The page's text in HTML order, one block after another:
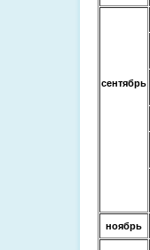
сентябрь
ноябрь